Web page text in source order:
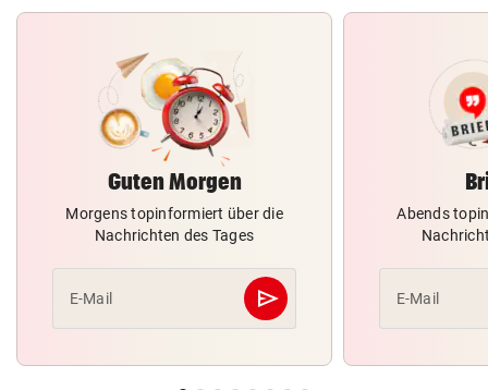
Guten Morgen
Morgens topinformiert über die
Nachrichten des Tages
E-Mail send
Abschicken
Abends
E-Mail